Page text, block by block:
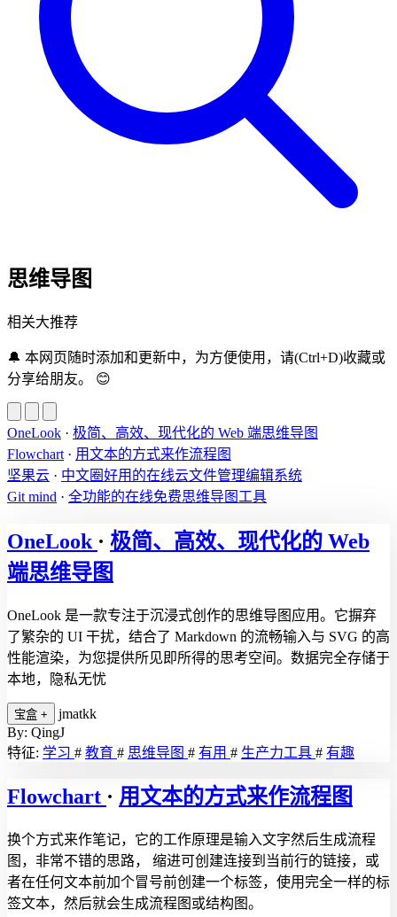
思维导图
相关大推荐
🔔 本网页随时添加和更新中，为方便使用，请(Ctrl+D)收藏或
分享给朋友。 😊
OneLook · 极简、高效、现代化的 Web 端思维导图
Flowchart · 用文本的方式来作流程图
坚果云 · 中文圈好用的在线云文件管理编辑系统
Git mind · 全功能的在线免费思维导图工具
OneLook · 极简、高效、现代化的 Web
端思维导图
OneLook 是一款专注于沉浸式创作的思维导图应用。它摒弃
了繁杂的 UI 干扰，结合了 Markdown 的流畅输入与 SVG 的高
性能渲染，为您提供所见即所得的思考空间。数据完全存储于
本地，隐私无忧
宝盒 +
jmatkk
By: QingJ
特征: 学习 # 教育 # 思维导图 # 有用 # 生产力工具 # 有趣
Flowchart · 用文本的方式来作流程图
换个方式来作笔记，它的工作原理是输入文字然后生成流程
图，非常不错的思路， 缩进可创建连接到当前行的链接，或
者在任何文本前加个冒号前创建一个标签，使用完全一样的标
签文本，然后就会生成流程图或结构图。